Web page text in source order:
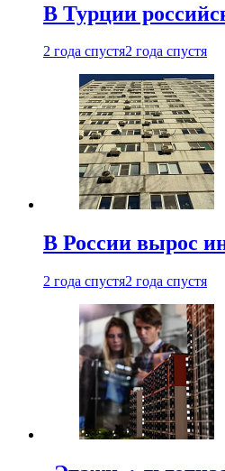
В Турции
2 года спустя2 года спустя
В России вырос
2 года спустя2 года спустя